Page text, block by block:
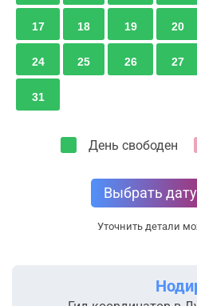
17 18 19 20
24 25 26 27
31
День свободен
Выбрать
Уточнить детали